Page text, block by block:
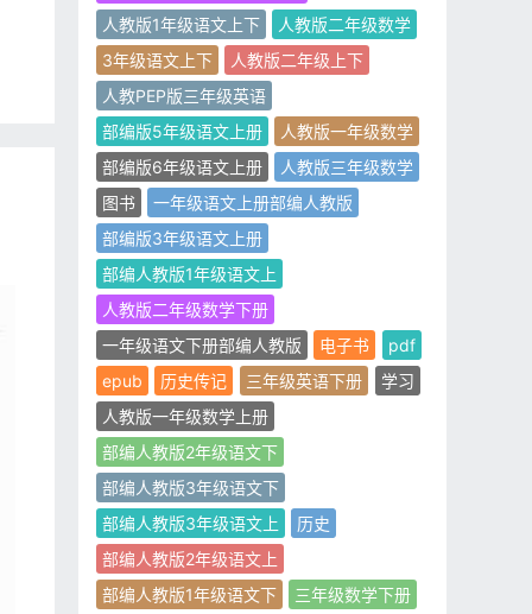
人教版1年级语文上下
人教版二年级数学
3年级语文上下
人教版二年级上下
人教PEP版三年级英语
部编版5年级语文上册
人教版一年级数学
部编版6年级语文上册
人教版三年级数学
图书
一年级语文上册部编人教版
部编版3年级语文上册
部编人教版1年级语文上
人教版二年级数学下册
一年级语文下册部编人教版
电子书
pdf
epub
历史传记 三年级英语下册
学习
人教版一年级数学上册
部编人教版2年级语文下
部编人教版3年级语文下
部编人教版3年级语文上
历史
部编人教版2年级语文上
部编人教版1年级语文下
三年级数学下册